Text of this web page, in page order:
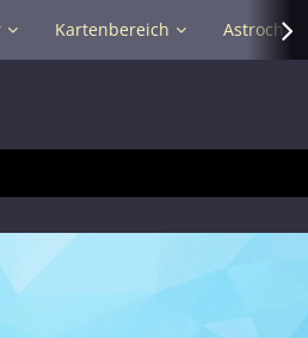
Kartenbereich Astrochat